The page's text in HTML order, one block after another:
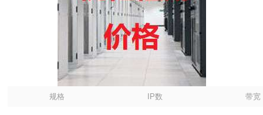
规格 IP数 带宽